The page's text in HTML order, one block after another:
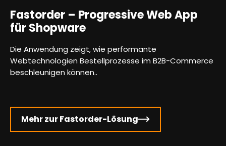
Fastorder – Progressive Web App
für Shopware
Die Anwendung zeigt, wie performante
Webtechnologien Bestellprozesse im B2B-Commerce
beschleunigen können..
Mehr zur Fastorder-Lösung